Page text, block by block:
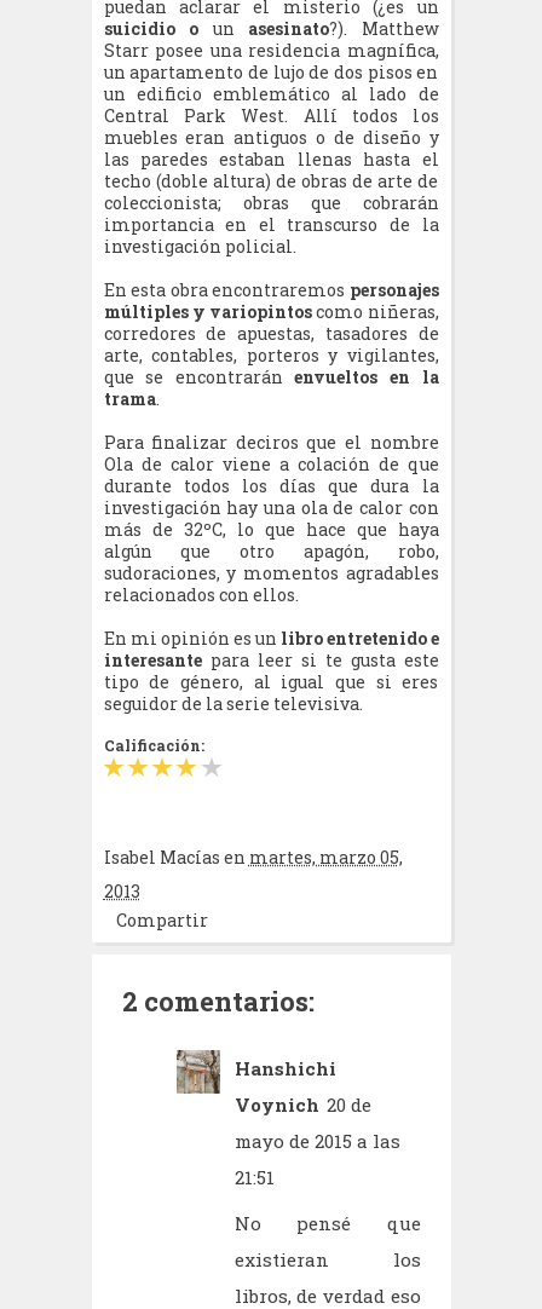
puedan aclarar el misterio (¿es un
suicidio o un asesinato?). Matthew
Starr posee una residencia magnífica,
un apartamento de lujo de dos pisos en
un edificio emblemático al lado de
Central Park West. Allí todos los
muebles eran antiguos o de diseño y
las paredes estaban llenas hasta el
techo (doble altura) de obras de arte de
coleccionista; obras que cobrarán
importancia en el transcurso de la
investigación policial.
En esta obra encontraremos personajes
múltiples y variopintoscomo niñeras,
corredores de apuestas, tasadores de
arte, contables, porteros y vigilantes,
que se encontraránenvueltos en la
trama.
Para finalizar deciros que el nombre
Ola de calor viene a colación de que
durante todos los días que dura la
investigación hay una ola de calor con
más de 32ºC, lo que hace que haya
algún que otro apagón, robo,
sudoraciones, y momentos agradables
relacionados con ellos.
En mi opinión es un libro entretenido e
interesantepara leer si te gusta este
tipo de género, al igual que si eres
seguidor de la serie televisiva.
Calificación:
Isabel Macías en martes, marzo 05,
2013
Compartir
2 comentarios:
Hanshichi
Voynich 20 de
mayo de 2015 a las
21:51
No pensé que
existieran los
libros, de verdad eso